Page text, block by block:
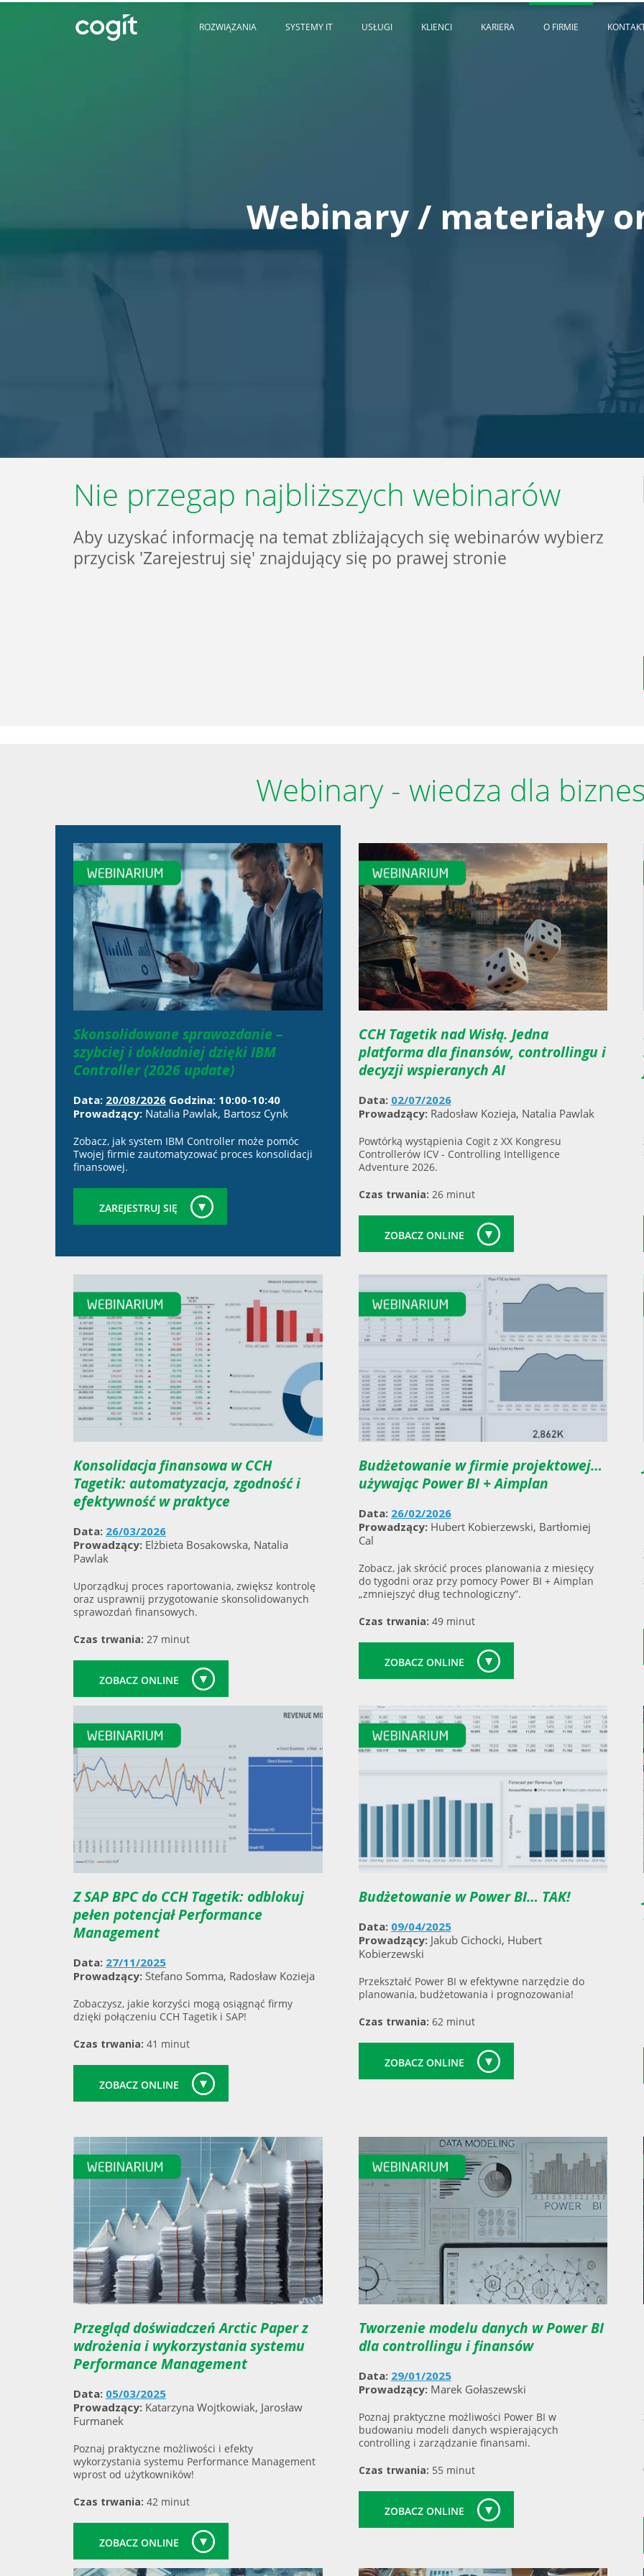
Systemy
Usługi
Klienci
ROZWIĄZANIA SYSTEMY IT USŁUGI KLIENCI KARIERA O FIRMIE
Webinary / materiały
Nie przegap najbliższych webinarów
Aby uzyskać informację na temat zbliżających się webinarów wybierz
przycisk 'Zarejestruj się' znajdujący się po prawej stronie
Webinary - wiedza dla
Skonsolidowane sprawozdanie –
szybciej i dokładniej dzięki IBM
Controller (2026 update)
Data: 20/08/2026 Godzina: 10:00-10:40
Prowadzący: Natalia Pawlak, Bartosz Cynk
Zobacz, jak system IBM Controller może pomóc
Twojej firmie zautomatyzować proces konsolidacji
finansowej.
ZAREJESTRUJ SIĘ
CCH Tagetik nad Wisłą. Jedna
platforma dla finansów, controllingu i
decyzji wspieranych AI
Data: 02/07/2026
Prowadzący:Radosław Kozieja, Natalia Pawlak
Powtórką wystąpienia Cogit z XX Kongresu
Controllerów ICV - Controlling Intelligence
Adventure 2026.
Czas trwania: 26 minut
ZOBACZ ONLINE
Konsolidacja finansowa w CCH
Tagetik: automatyzacja, zgodność i
efektywność w praktyce
Data: 26/03/2026
Prowadzący: Elżbieta Bosakowska, Natalia
Pawlak
Uporządkuj proces raportowania, zwiększ kontrolę
oraz usprawnij przygotowanie skonsolidowanych
sprawozdań finansowych.
Czas trwania: 27 minut
ZOBACZ ONLINE
Budżetowanie w firmie projektowej…
używając Power BI + Aimplan
Data: 26/02/2026
Prowadzący:Hubert Kobierzewski, Bartłomiej
Cal
Zobacz, jak skrócić proces planowania z miesięcy
do tygodni oraz przy pomocy Power BI + Aimplan
„zmniejszyć dług technologiczny”.
Czas trwania: 49 minut
ZOBACZ ONLINE
Z SAP BPC do CCH Tagetik: odblokuj
pełen potencjał Performance
Management
Data: 27/11/2025
Prowadzący: Stefano Somma, Radosław Kozieja
Zobaczysz, jakie korzyści mogą osiągnąć firmy
dzięki połączeniu CCH Tagetik i SAP!
Czas trwania: 41 minut
ZOBACZ ONLINE
Budżetowanie w Power BI… TAK!
Data: 09/04/2025
Prowadzący:Jakub Cichocki, Hubert
Kobierzewski
Przekształć Power BI w efektywne narzędzie do
planowania, budżetowania i prognozowania!
Czas trwania: 62 minut
ZOBACZ ONLINE
Przegląd doświadczeń Arctic Paper z
wdrożenia i wykorzystania systemu
Performance Management
Data: 05/03/2025
Prowadzący: Katarzyna Wojtkowiak, Jarosław
Furmanek
Poznaj praktyczne możliwości i efekty
wykorzystania systemu Performance Management
wprost od użytkowników!
Czas trwania: 42 minut
ZOBACZ ONLINE
Tworzenie modelu danych w Power BI
dla controllingu i finansów
Data: 29/01/2025
Prowadzący:Marek Gołaszewski
Poznaj praktyczne możliwości Power BI w
budowaniu modeli danych wspierających
controlling i zarządzanie finansami.
Czas trwania: 55 minut
ZOBACZ ONLINE